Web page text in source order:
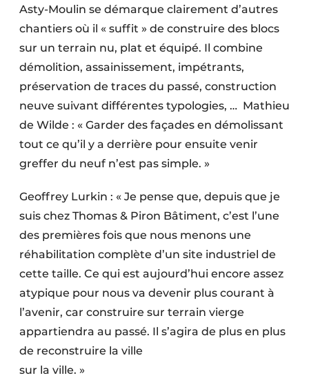
Asty-Moulin se démarque clairement d’autres
chantiers où il « suffit » de construire des blocs
sur un terrain nu, plat et équipé. Il combine
démolition, assainissement, impétrants,
préservation de traces du passé, construction
neuve suivant différentes typologies, … Mathieu
de Wilde : « Garder des façades en démolissant
tout ce qu’il y a derrière pour ensuite venir
greffer du neuf n’est pas simple. »
Geoffrey Lurkin : « Je pense que, depuis que je
suis chez Thomas & Piron Bâtiment, c’est l’une
des premières fois que nous menons une
réhabilitation complète d’un site industriel de
cette taille. Ce qui est aujourd’hui encore assez
atypique pour nous va devenir plus courant à
l’avenir, car construire sur terrain vierge
appartiendra au passé. Il s’agira de plus en plus
de reconstruire la ville
sur la ville. »